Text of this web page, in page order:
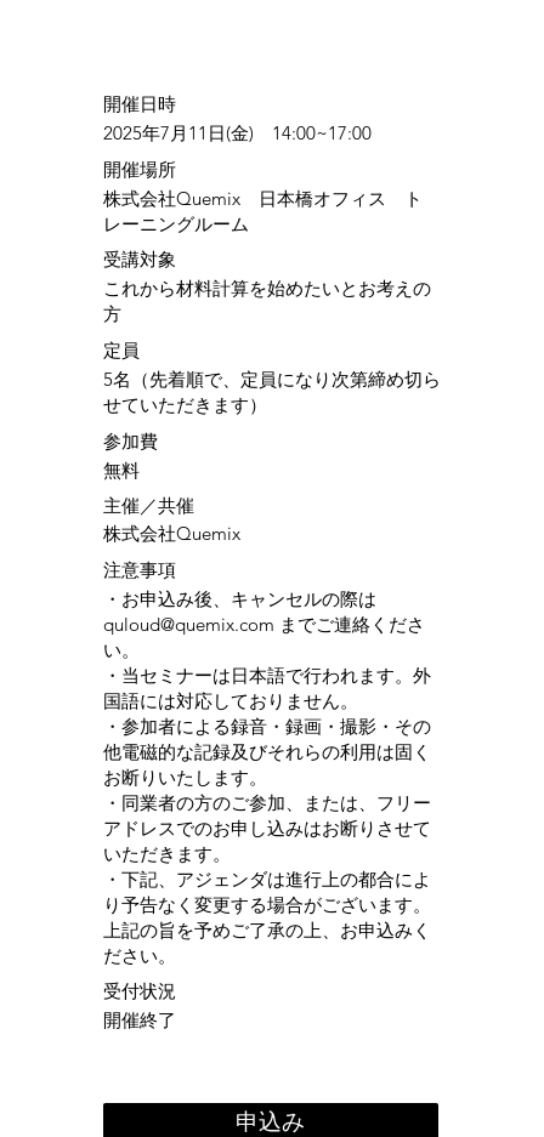
​開催日時
2025年7月11日(金) 14:00~17:00
​開催場所
株式会社Quemix 日本橋オフィス ト
レーニングルーム
​受講対象
これから材料計算を始めたいとお考えの
方
定員
5名（先着順で、定員になり次第締め切ら
せていただきます）
参加費
無料
​主催／共催
株式会社Quemix
注意事項
・お申込み後、キャンセルの際は
quloud@quemix.com までご連絡くださ
い。
・当セミナーは日本語で行われます。外
国語には対応しておりません。
・参加者による録音・録画・撮影・その
他電磁的な記録及びそれらの利用は固く
お断りいたします。
・同業者の方のご参加、または、フリー
アドレスでのお申し込みはお断りさせて
いただきます。
・下記、アジェンダは進行上の都合によ
り予告なく変更する場合がございます。
上記の旨を予めご了承の上、お申込みく
ださい。
受付状況
開催終了
申込み